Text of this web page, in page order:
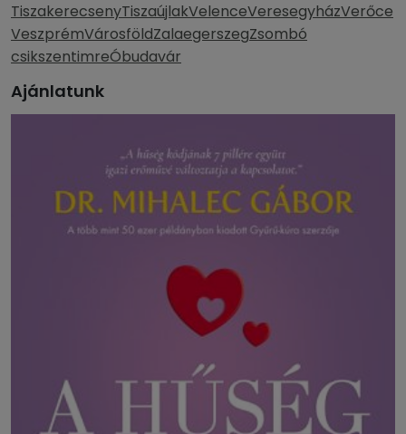
TiszakerecsenyTiszaújlakVelenceVeresegyházVerőce
VeszprémVárosföldZalaegerszegZsombó
csikszentimreÓbudavár
Ajánlatunk